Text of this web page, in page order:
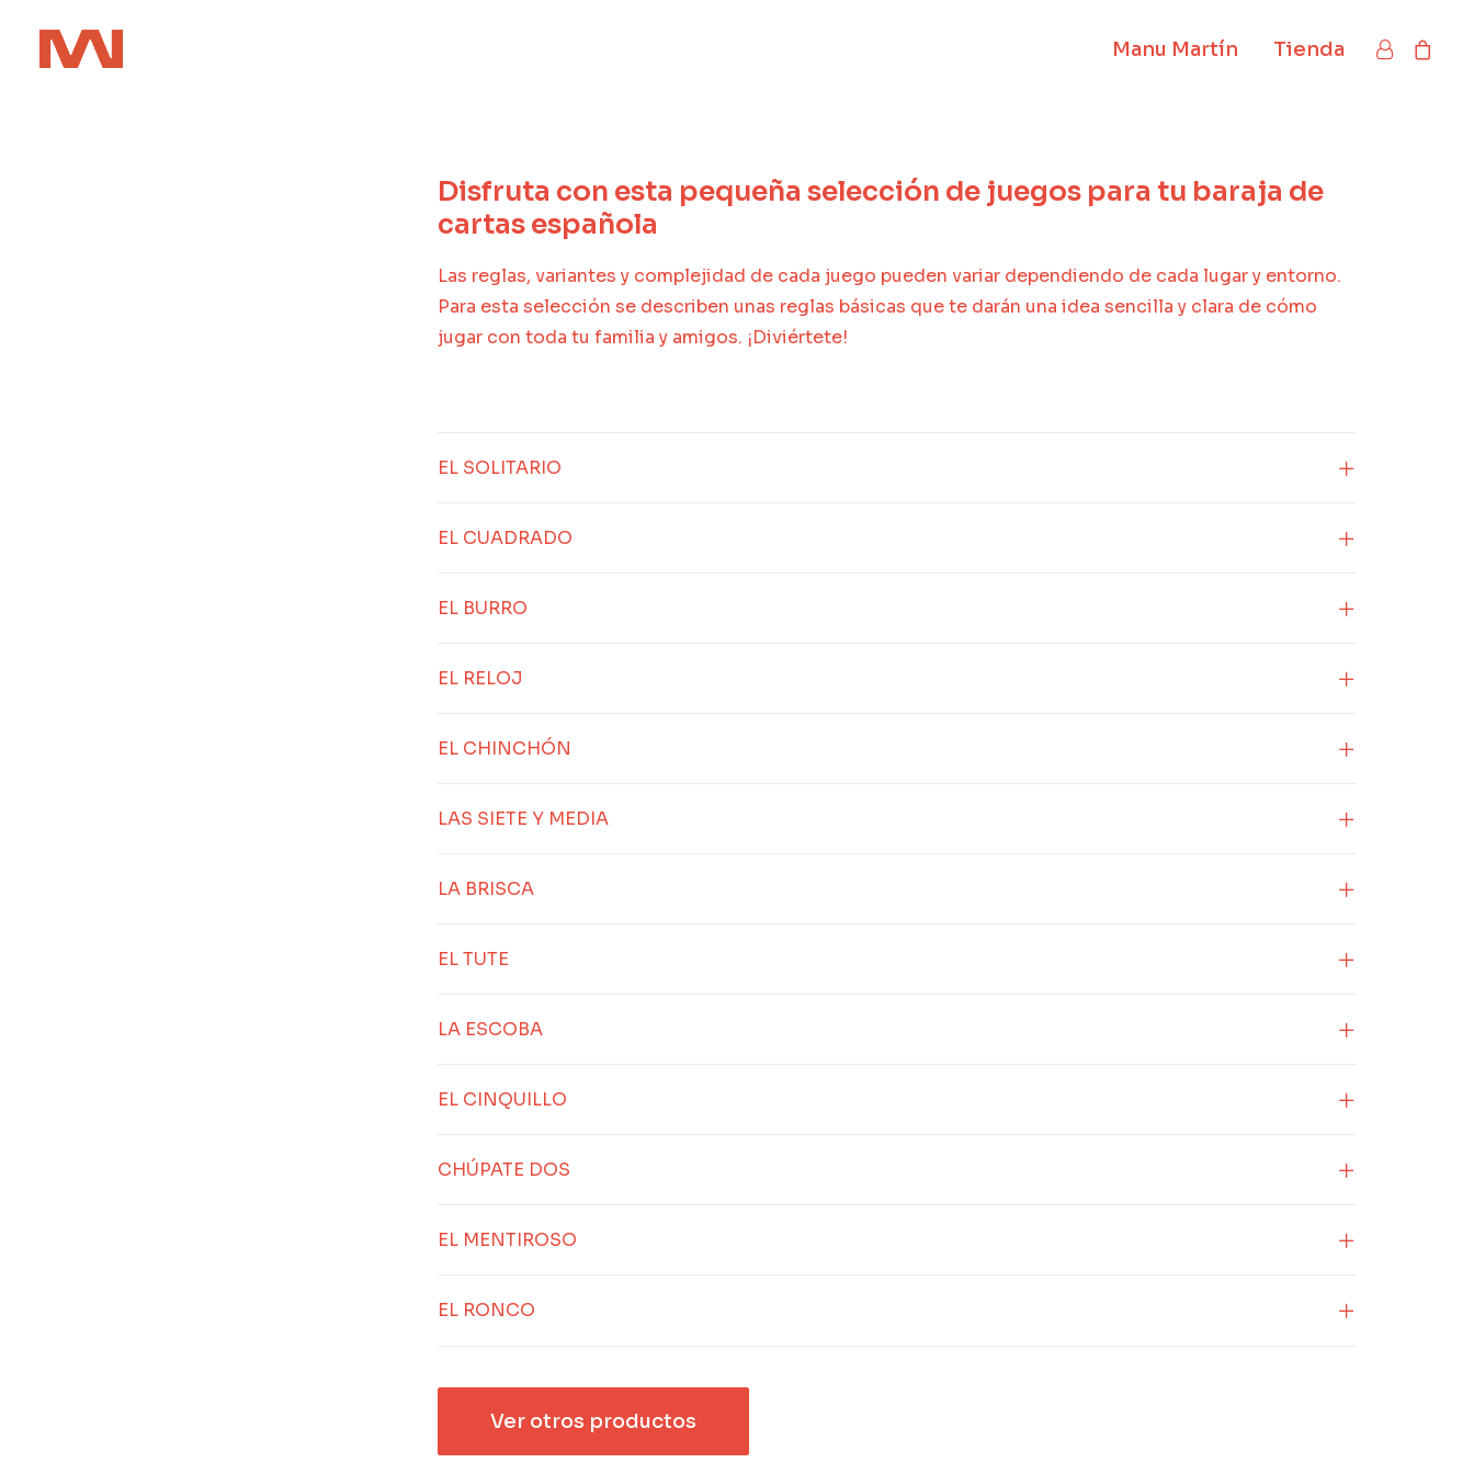
Manu Martín Tienda
Disfruta con esta pequeña selección de juegos para tu baraja de
cartas española
Las reglas, variantes y complejidad de cada juego pueden variar dependiendo de cada lugar y entorno.
Para esta selección se describen unas reglas básicas que te darán una idea sencilla y clara de cómo
jugar con toda tu familia y amigos. ¡Diviértete!
EL SOLITARIO
EL CUADRADO
EL BURRO
EL RELOJ
EL CHINCHÓN
LAS SIETE Y MEDIA
LA BRISCA
EL TUTE
LA ESCOBA
EL CINQUILLO
CHÚPATE DOS
EL MENTIROSO
EL RONCO
Ver otros productos